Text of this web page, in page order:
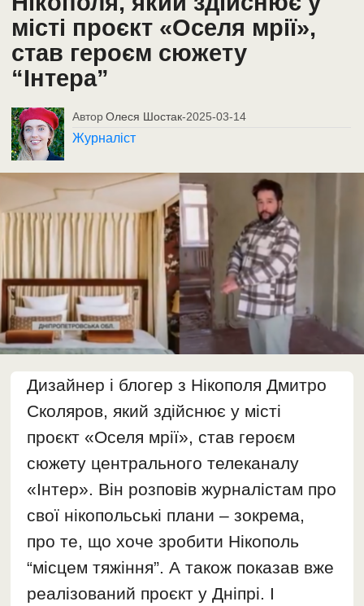
місті проєкт «Оселя мрії»,
став героєм сюжету
“Інтера”
Автор Олеся Шостак-2025-03-14
Журналіст
Дизайнер і блогер з Нікополя Дмитро
Сколяров, який здійснює у місті
проєкт «Оселя мрії», став героєм
сюжету центрального телеканалу
«Інтер». Він розповів журналістам про
свої нікопольські плани – зокрема,
про те, що хоче зробити Нікополь
“місцем тяжіння”. А також показав вже
реалізований проєкт у Дніпрі. І